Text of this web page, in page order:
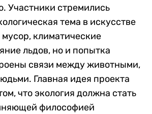
Участники стремились
тема в искусстве
мусор, климатические
льдов, но и попытка
связи между животными,
Главная идея проекта
что экология должна стать
философией